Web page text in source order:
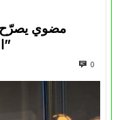
مضوي يصرّح:
الجزائرية في المسابقات القارية”
0